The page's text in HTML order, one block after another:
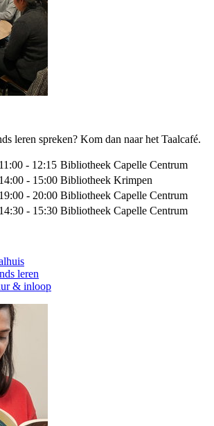
leren spreken? Kom dan naar het Taalcafé.
11:00 - 12:15 Bibliotheek Capelle Centrum
14:00 - 15:00 Bibliotheek Krimpen
19:00 - 20:00 Bibliotheek Capelle Centrum
14:30 - 15:30 Bibliotheek Capelle Centrum
leren
& inloop